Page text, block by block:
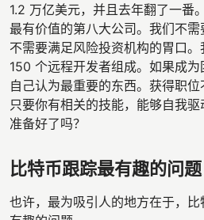
1.2 万亿美元，并且去年翻了一番
最有价值的第八大公司。我们不
不需要满足风险投资机构的胃口
150 个远程开发者组成。如果成
自己认为最重要的东西。获得职位
只要你有相关的技能，能够自我
准备好了吗？
比特币跟踪最有趣的问题
也许，最为吸引人的地方在于，